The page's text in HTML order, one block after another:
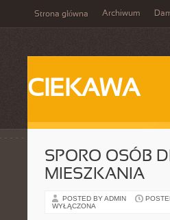
Strona główna Archiwum
CIEKAWA
SPORO OSÓB
MIESZKANIA
POSTED BY ADMIN
WYŁĄCZONA